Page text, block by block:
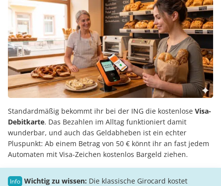
Standardmäßig bekommt ihr bei der ING die kostenlose Visa-
Debitkarte. Das Bezahlen im Alltag funktioniert damit
wunderbar, und auch das Geldabheben ist ein echter
Pluspunkt: Ab einem Betrag von 50 € könnt ihr an fast jedem
Automaten mit Visa-Zeichen kostenlos Bargeld ziehen.
Wichtig zu wissen: Die klassische Girocard kostet